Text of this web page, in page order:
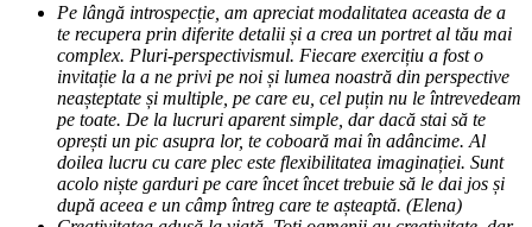
Pe lângă introspecție, am apreciat modalitatea aceasta de a
te recupera prin diferite detalii și a crea un portret al tău mai
complex. Pluri-perspectivismul. Fiecare exercițiu a fost o
invitație la a ne privi pe noi și lumea noastră din perspective
neașteptate și multiple, pe care eu, cel puțin nu le întrevedeam
pe toate. De la lucruri aparent simple, dar dacă stai să te
oprești un pic asupra lor, te coboară mai în adâncime. Al
doilea lucru cu care plec este flexibilitatea imaginației. Sunt
acolo niște garduri pe care încet încet trebuie să le dai jos și
după aceea e un câmp întreg care te așteaptă. (Elena)